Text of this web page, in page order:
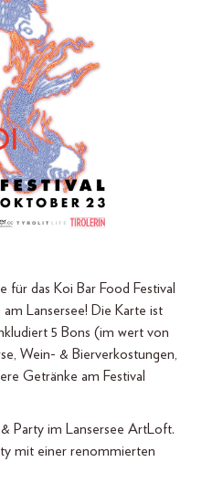
für das Koi Bar Food Festival
Lansersee! Die Karte ist
5 Bons (im wert von
Wein- & Bierverkostungen,
Getränke am Festival
Party im Lansersee ArtLoft.
mit einer renommierten